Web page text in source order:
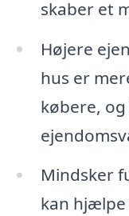
skaber et
Højere
hus er
købere,
Mindsker
kan